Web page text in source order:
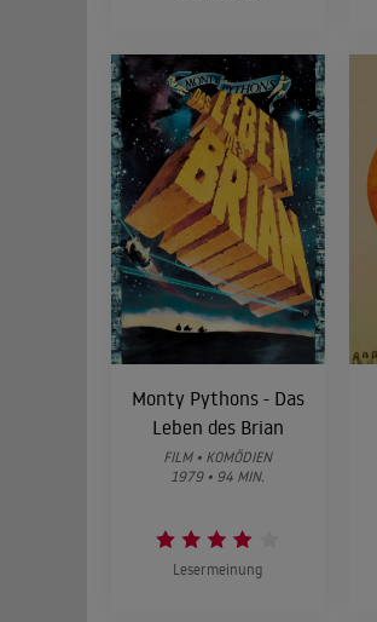
Monty Pythons - Das
Leben des Brian
FILM • KOMÖDIEN
1979 • 94 MIN.
Lesermeinung